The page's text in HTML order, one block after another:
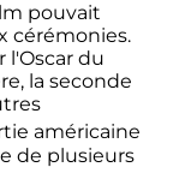
pouvait
cérémonies.
l'Oscar du
la seconde
américaine
de plusieurs